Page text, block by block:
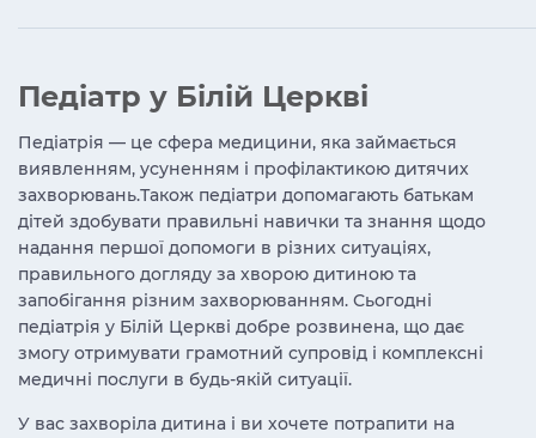
Педіатр у Білій Церкві
Педіатрія — це сфера медицини, яка займається
виявленням, усуненням і профілактикою дитячих
захворювань.Також педіатри допомагають батькам
дітей здобувати правильні навички та знання щодо
надання першої допомоги в різних ситуаціях,
правильного догляду за хворою дитиною та
запобігання різним захворюванням. Сьогодні
педіатрія у Білій Церкві добре розвинена, що дає
змогу отримувати грамотний супровід і комплексні
медичні послуги в будь-якій ситуації.
У вас захворіла дитина і ви хочете потрапити на